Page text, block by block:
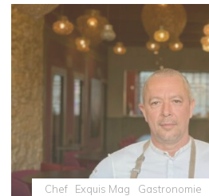
à
l’UNESCO
:
célébration
immersive
Cultures
Arabes"
Chef
Exquis Mag Gastronomie